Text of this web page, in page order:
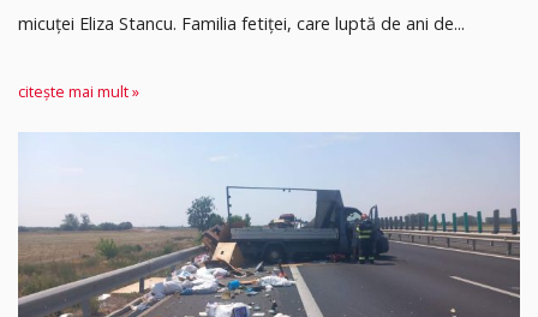
micuței Eliza Stancu. Familia fetiței, care luptă de ani de...
citește mai mult »